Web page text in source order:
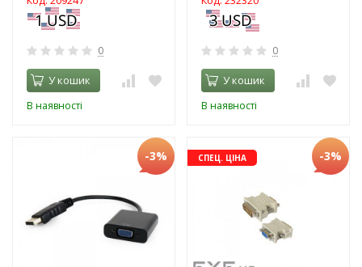
0
У кошик
В наявності
0
У кошик
В наявності
-3% СПЕЦ. ЦІНА -3%